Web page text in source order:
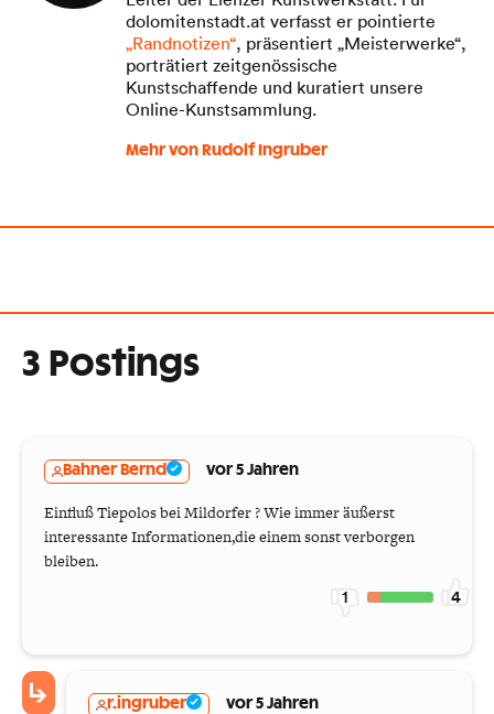
dolomitenstadt.at verfasst er pointierte
„Randnotizen“, präsentiert „Meisterwerke“,
porträtiert zeitgenössische
Kunstschaffende und kuratiert unsere
Online-Kunstsammlung.
Mehr von Rudolf Ingruber
3 Postings
Bahner Bernd vor 5 Jahren
Einfluß Tiepolos bei Mildorfer ? Wie immer äußerst
interessante Informationen,die einem sonst verborgen
bleiben.
1 4
r.ingruber vor 5 Jahren